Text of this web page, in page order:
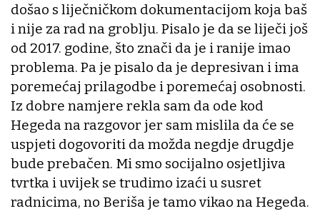
došao s liječničkom dokumentacijom koja baš
i nije za rad na groblju. Pisalo je da se liječi još
od 2017. godine, što znači da je i ranije imao
problema. Pa je pisalo da je depresivan i ima
poremećaj prilagodbe i poremećaj osobnosti.
Iz dobre namjere rekla sam da ode kod
Hegeda na razgovor jer sam mislila da će se
uspjeti dogovoriti da možda negdje drugdje
bude prebačen. Mi smo socijalno osjetljiva
tvrtka i uvijek se trudimo izaći u susret
radnicima, no Beriša je tamo vikao na Hegeda.